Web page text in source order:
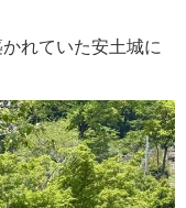
れていた安土城に